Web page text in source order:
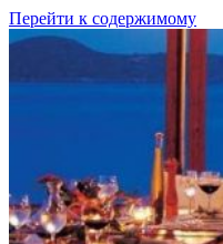
Перейти к содержимому